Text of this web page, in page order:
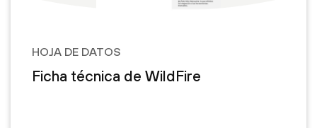
HOJA DE DATOS
Ficha técnica de WildFire